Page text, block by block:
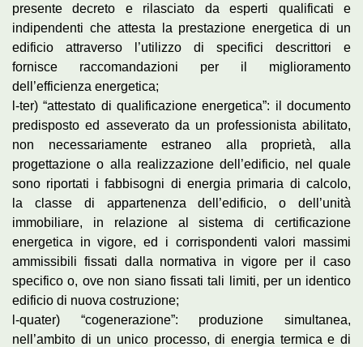
presente decreto e rilasciato da esperti qualificati e
indipendenti che attesta la prestazione energetica di un
edificio attraverso l’utilizzo di specifici descrittori e
fornisce raccomandazioni per il miglioramento
dell’efficienza energetica;
l-ter) “attestato di qualificazione energetica”: il documento
predisposto ed asseverato da un professionista abilitato,
non necessariamente estraneo alla proprietà, alla
progettazione o alla realizzazione dell’edificio, nel quale
sono riportati i fabbisogni di energia primaria di calcolo,
la classe di appartenenza dell’edificio, o dell’unità
immobiliare, in relazione al sistema di certificazione
energetica in vigore, ed i corrispondenti valori massimi
ammissibili fissati dalla normativa in vigore per il caso
specifico o, ove non siano fissati tali limiti, per un identico
edificio di nuova costruzione;
l-quater) “cogenerazione”: produzione simultanea,
nell’ambito di un unico processo, di energia termica e di